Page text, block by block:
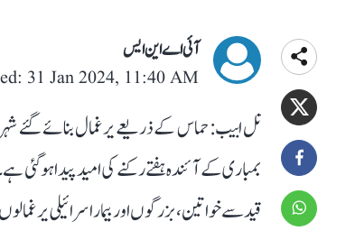
آئی اے این ایس
31 Jan 2024, 11:40 AM
بمباری کے آئندہ ہفتے رکنے کی امید پیدا ہو
قید سے خواتین، بزرگوں اور بیمار اسرائیلی